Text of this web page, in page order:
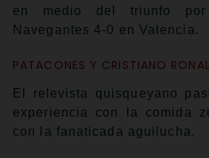
en medio del triunfo
Navegantes 4-0 en Valencia.
PATACONES Y CRISTIANO
El relevista quisqueyano
experiencia con la comida
con la fanaticada aguilucha.